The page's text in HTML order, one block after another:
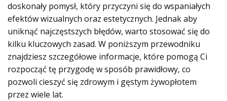
doskonały pomysł, który przyczyni się do wspaniałych
efektów wizualnych oraz estetycznych. Jednak aby
uniknąć najczęstszych błędów, warto stosować się do
kilku kluczowych zasad. W poniższym przewodniku
znajdziesz szczegółowe informacje, które pomogą Ci
rozpocząć tę przygodę w sposób prawidłowy, co
pozwoli cieszyć się zdrowym i gęstym żywopłotem
przez wiele lat.